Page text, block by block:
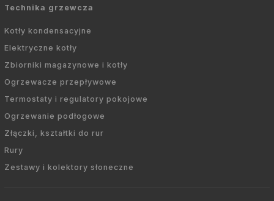
Technika grzewcza
Kotły kondensacyjne
Elektryczne kotły
Zbiorniki magazynowe i kotły
Ogrzewacze przepływowe
Termostaty i regulatory pokojowe
Ogrzewanie podłogowe
Złączki, kształtki do rur
Rury
Zestawy i kolektory słoneczne